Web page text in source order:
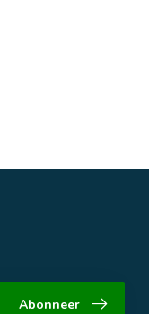
Abonneer